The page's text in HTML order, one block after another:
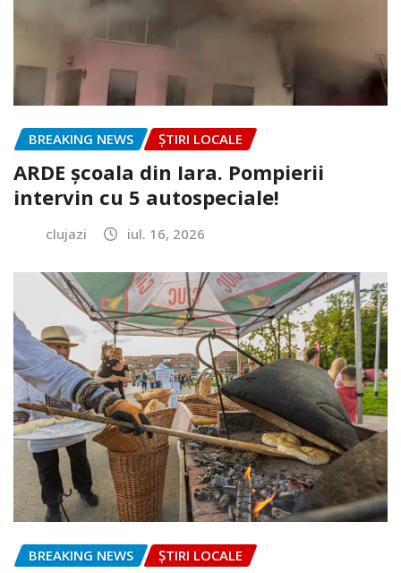
BREAKING NEWS ȘTIRI LOCALE
ARDE școala din Iara. Pompierii
intervin cu 5 autospeciale!
clujazi iul. 16, 2026
BREAKING NEWS ȘTIRI LOCALE